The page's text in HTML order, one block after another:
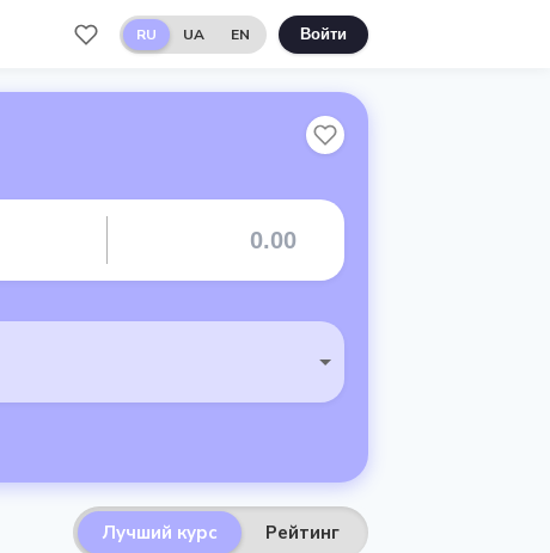
RU UA EN Войти
Лучший курс Рейтинг